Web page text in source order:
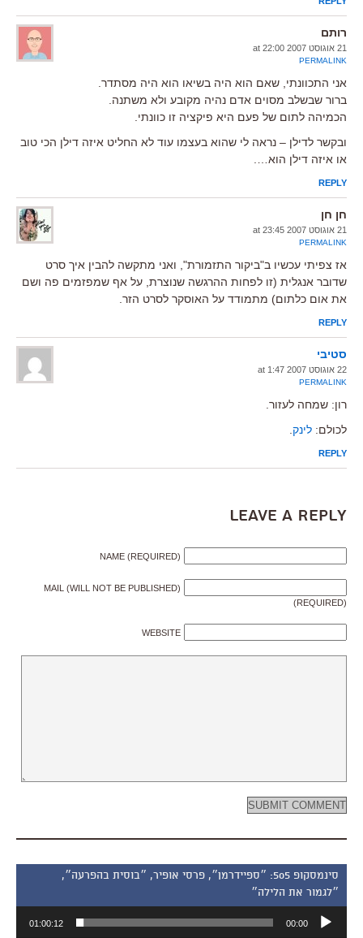
רותם
21 אוגוסט 2007 at 22:00
PERMALINK
אני התכוונתי, שאם הוא היה בשיאו הוא היה מסתדר.
ברור שבשלב מסוים אדם נהיה מקובע ולא משתנה.
הכמיהה לתום של פעם היא פיקציה זו כוונתי.
ובקשר לדילן – נראה לי שהוא בעצמו עוד לא החליט איזה דילן הכי טוב
או איזה דילן הוא….
REPLY
חן חן
21 אוגוסט 2007 at 23:45
PERMALINK
אז צפיתי עכשיו ב"ביקור התזמורת", ואני מתקשה להבין איך סרט
שדובר אנגלית (זו לפחות ההרגשה שנוצרת, על אף שמפזמים פה ושם
את אום כלתום) מתמודד על האוסקר לסרט הזר.
REPLY
סטיבי
22 אוגוסט 2007 at 1:47
PERMALINK
רון: שמחה לעזור.
לכולם: לינק
REPLY
Leave a Reply
NAME (REQUIRED)
MAIL (WILL NOT BE PUBLISHED)
(REQUIRED)
WEBSITE
סינמסקופ 505: ״ספיידרמן״, פרסי אופיר, ״בוסית בהפרעה״,
״לגמור את הלילה״
אודיו
00:00
01:00:12